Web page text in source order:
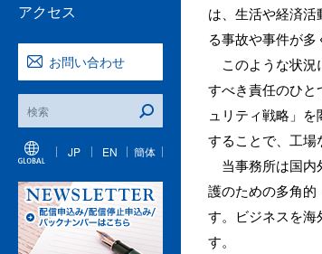
アクセス
お問い合わせ
JP EN 簡体
は、生活や経済
る事故や事件が多
このような状況
すべき責任のひと
ュリティ戦略」
することで、工場
当事務所は国内
護のための多角的
す。ビジネスを海
す。